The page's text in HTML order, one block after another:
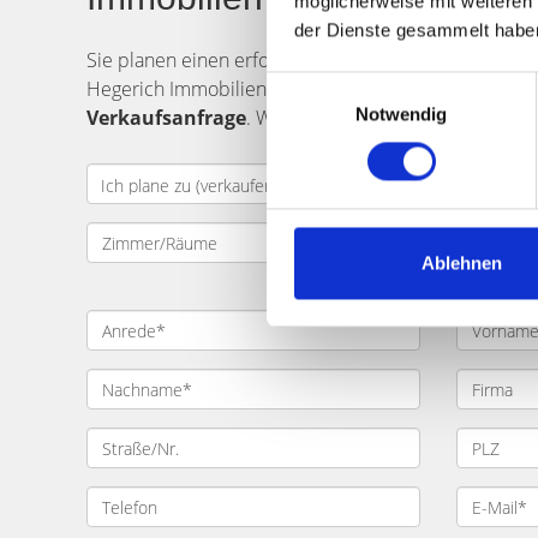
der Dienste gesammelt
Notwendig
Ablehnen
Sie planen einen erfolgreichen
Hegerich Immobilien unterstützt Sie umfassend.
Verkaufsanfrage. Wir kontaktieren Sie